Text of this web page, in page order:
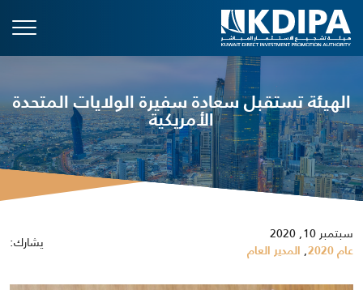
الهيئة تستقبل سعادة سفيرة الولايات المتحدة
الأمريكية
سبتمبر 10, 2020
عام 2020 , المدير العام يشارك: